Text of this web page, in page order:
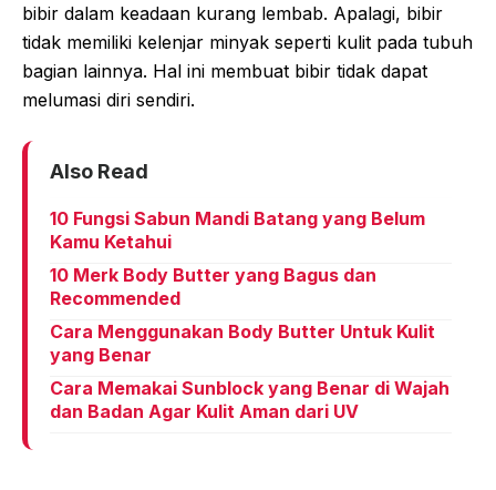
bibir dalam keadaan kurang lembab. Apalagi, bibir
tidak memiliki kelenjar minyak seperti kulit pada tubuh
bagian lainnya. Hal ini membuat bibir tidak dapat
melumasi diri sendiri.
Also Read
10 Fungsi Sabun Mandi Batang yang Belum
Kamu Ketahui
10 Merk Body Butter yang Bagus dan
Recommended
Cara Menggunakan Body Butter Untuk Kulit
yang Benar
Cara Memakai Sunblock yang Benar di Wajah
dan Badan Agar Kulit Aman dari UV